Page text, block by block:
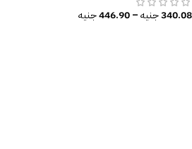
340.08جنيه–
446.90جنيه